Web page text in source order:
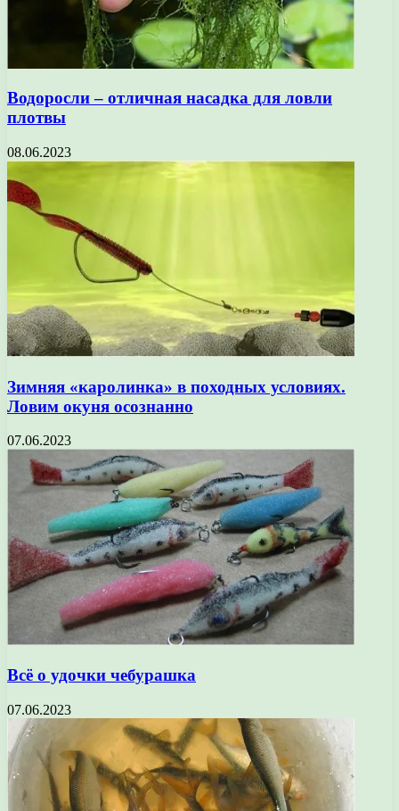
Водоросли – отличная насадка для ловли
плотвы
08.06.2023
Зимняя «каролинка» в походных условиях.
Ловим окуня осознанно
07.06.2023
Всё о удочки чебурашка
07.06.2023